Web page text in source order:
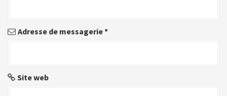
a
r
i
Adresse de messagerie*
Site web